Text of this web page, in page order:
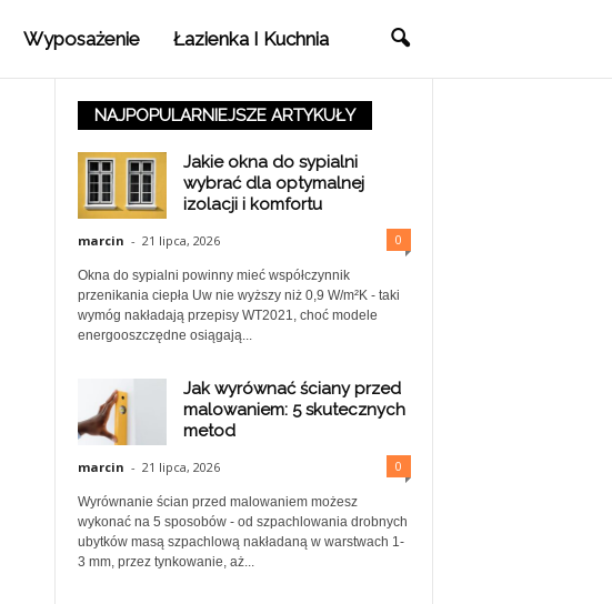
Wyposażenie Łazienka I Kuchnia
NAJPOPULARNIEJSZE ARTYKUŁY
Jakie okna do sypialni
wybrać dla optymalnej
izolacji i komfortu
marcin - 21 lipca, 2026 0
Okna do sypialni powinny mieć współczynnik
przenikania ciepła Uw nie wyższy niż 0,9 W/m²K - taki
wymóg nakładają przepisy WT2021, choć modele
energooszczędne osiągają...
Jak wyrównać ściany przed
malowaniem: 5 skutecznych
metod
marcin - 21 lipca, 2026 0
Wyrównanie ścian przed malowaniem możesz
wykonać na 5 sposobów - od szpachlowania drobnych
ubytków masą szpachlową nakładaną w warstwach 1-
3 mm, przez tynkowanie, aż...